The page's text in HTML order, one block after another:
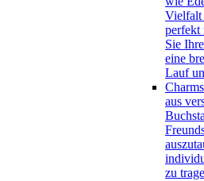
Vielfalt
perfekt
Sie
eine
Lauf
Charms
aus
zu